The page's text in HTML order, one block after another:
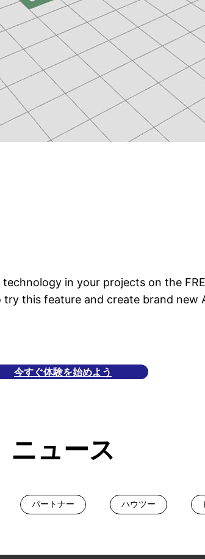
in your projects on the
this feature and create brand new
今すぐ体験を始めよう
ニュース
パートナー ハウツー